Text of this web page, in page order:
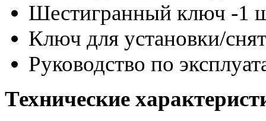
Шестигранный ключ -1
Ключ для установки/
Руководство по
Технические